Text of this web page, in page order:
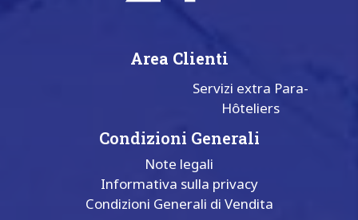
Area Clienti
Servizi extra Para-
Hôteliers
Condizioni Generali
Note legali
Informativa sulla privacy
Condizioni Generali di Vendita